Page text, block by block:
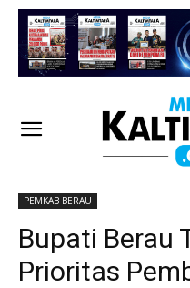
PEMKAB BERAU
Bupati Berau
Prioritas